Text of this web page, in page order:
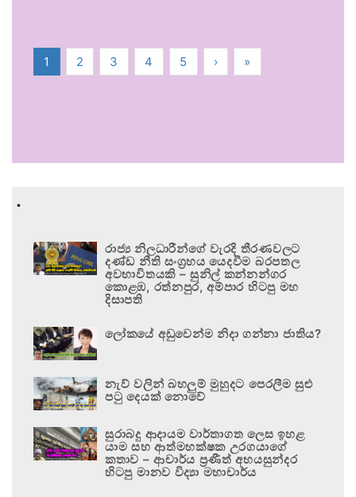
1 2 3 4 5 › »
.
රාජ්‍ය නිලධාරීන්ගේ වැරදි තීරණවලට
දණ්ඩ නීති සංග්‍රහය යෙදවීම බරපතල
අවභාවිතයකි – සුනිල් කන්නන්ගර
කොළඹ, රත්නපුර, අම්පාර හිටපු මහ
දිසාපති
ලෝකයේ අඩුවෙන්ම නිදා ගන්නා ජාතිය?
නැව් වලින් බහලුම් මුහුදට පෙරලීම සුළු
පටු දෙයක් නොවේ
සුරාබදු ආදායම වාර්තාගත ලෙස ඉහළ
යාම සහ ආත්මභක්ෂක උරගයාගේ
කතාව – ආචාර්ය ප්‍රණීත් අභයසුන්දර
හිටපු මානව විද්‍යා මහාචාර්ය